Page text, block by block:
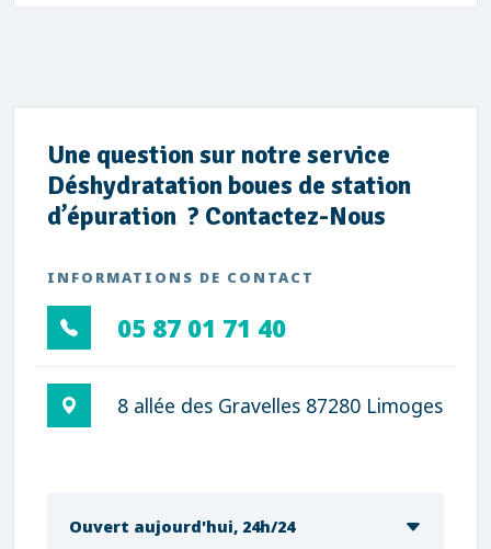
Une question sur notre service
Déshydratation boues de station
d’épuration ? Contactez-Nous
INFORMATIONS DE CONTACT
05 87 01 71 40
8 allée des Gravelles 87280 Limoges
Ouvert aujourd'hui, 24h/24